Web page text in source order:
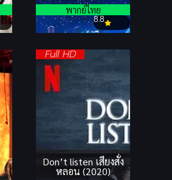
8.8
พากย์ไทย
Full HD
Don’t listen เสียงสั่ง
หลอน (2020)